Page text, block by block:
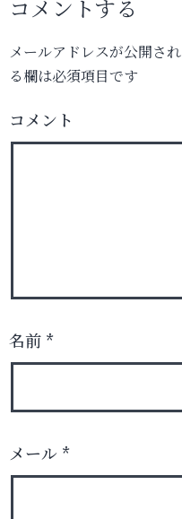
コメントする
メールアドレスが公開さ
る欄は必須項目です
コメント
名前 *
メール *